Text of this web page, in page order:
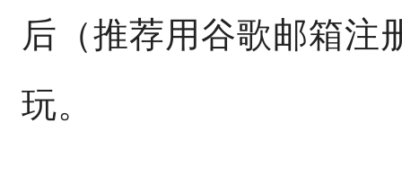
后（推荐用谷歌邮箱注
玩。